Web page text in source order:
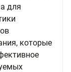
для
которые